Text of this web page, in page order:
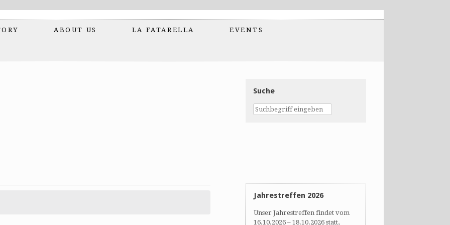
ABOUT US LA FATARELLA EVENTS
Suche
Jahrestreffen 2026
Unser Jahrestreffen findet vom
16.10.2026 – 18.10.2026 statt,